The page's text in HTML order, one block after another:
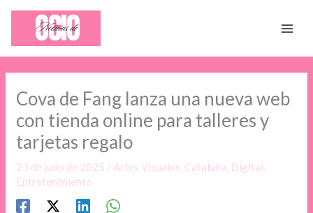
contenido
Cova de Fang lanza una nueva web
con tienda online para talleres y
tarjetas regalo
23 de julio de 2025 / Artes Visuales, Cataluña, Digital,
Entretenimiento